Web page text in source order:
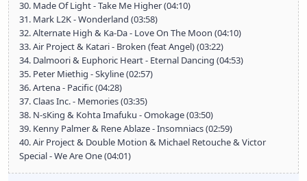
30. Made Of Light - Take Me Higher (04:10)
31. Mark L2K - Wonderland (03:58)
32. Alternate High & Ka-Da - Love On The Moon (04:10)
33. Air Project & Katari - Broken (feat Angel) (03:22)
34. Dalmoori & Euphoric Heart - Eternal Dancing (04:53)
35. Peter Miethig - Skyline (02:57)
36. Artena - Pacific (04:28)
37. Claas Inc. - Memories (03:35)
38. N-sKing & Kohta Imafuku - Omokage (03:50)
39. Kenny Palmer & Rene Ablaze - Insomniacs (02:59)
40. Air Project & Double Motion & Michael Retouche & Victor
Special - We Are One (04:01)